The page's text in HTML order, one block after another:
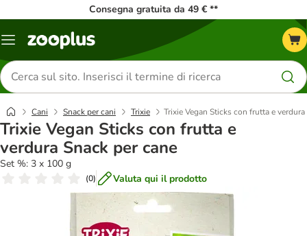
Consegna gratuita da 49 € **
Overview
Cerca
prodotti
Cani Snack per cani Trixie Trixie Vegan Sticks con frutta e verdura
Trixie Vegan Sticks con frutta e
verdura Snack per cane
Set %: 3 x 100 g
(0) Valuta qui il prodotto